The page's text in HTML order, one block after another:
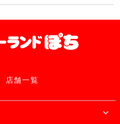
店舗一覧